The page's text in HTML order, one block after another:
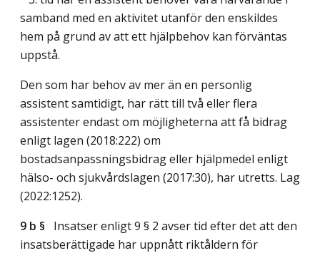
samband med en aktivitet utanför den enskildes
hem på grund av att ett hjälpbehov kan förväntas
uppstå.
Den som har behov av mer än en personlig
assistent samtidigt, har rätt till två eller flera
assistenter endast om möjligheterna att få bidrag
enligt lagen (2018:222) om
bostadsanpassningsbidrag eller hjälpmedel enligt
hälso- och sjukvårdslagen (2017:30), har utretts. Lag
(2022:1252).
9 b § Insatser enligt 9 § 2 avser tid efter det att den
insatsberättigade har uppnått riktåldern för